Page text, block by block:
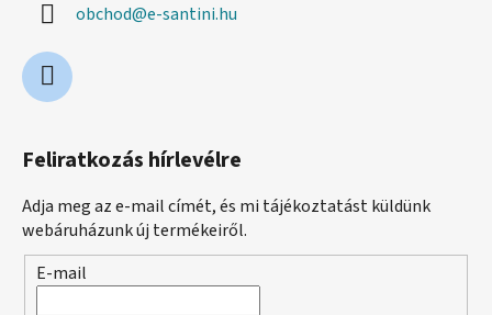
obchod@e-santini.hu
Feliratkozás hírlevélre
Adja meg az e-mail címét, és mi tájékoztatást küldünk
webáruházunk új termékeiről.
E-mail